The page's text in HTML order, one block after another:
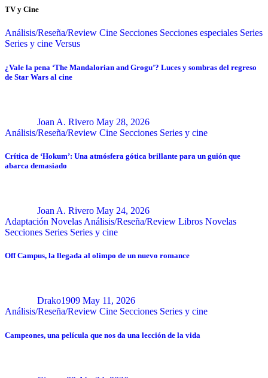
TV y Cine
Análisis/Reseña/Review Cine Secciones Secciones especiales Series
Series y cine Versus
¿Vale la pena ‘The Mandalorian and Grogu’? Luces y sombras del regreso
de Star Wars al cine
Joan A. Rivero May 28, 2026
Análisis/Reseña/Review Cine Secciones Series y cine
Crítica de ‘Hokum’: Una atmósfera gótica brillante para un guión que
abarca demasiado
Joan A. Rivero May 24, 2026
Adaptación Novelas Análisis/Reseña/Review Libros Novelas
Secciones Series Series y cine
Off Campus, la llegada al olimpo de un nuevo romance
Drako1909 May 11, 2026
Análisis/Reseña/Review Cine Secciones Series y cine
Campeones, una película que nos da una lección de la vida